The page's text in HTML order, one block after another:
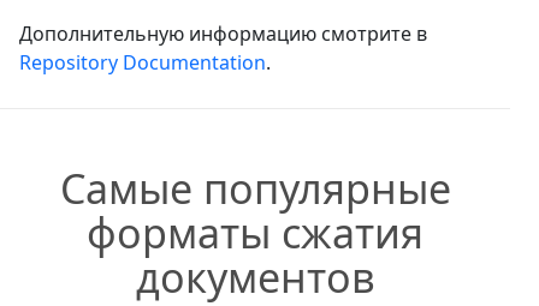
Дополнительную информацию смотрите в
Repository Documentation.
Самые популярные
форматы сжатия
документов